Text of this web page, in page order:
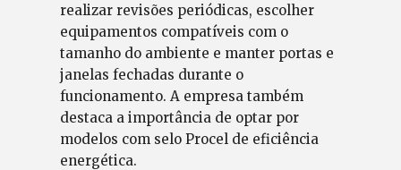
realizar revisões periódicas, escolher
equipamentos compatíveis com o
tamanho do ambiente e manter portas e
janelas fechadas durante o
funcionamento. A empresa também
destaca a importância de optar por
modelos com selo Procel de eficiência
energética.